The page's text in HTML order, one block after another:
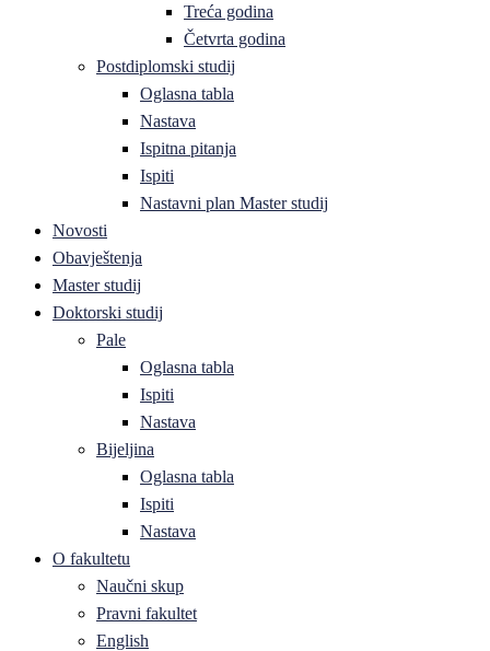
Treća godina
Četvrta godina
Postdiplomski studij
Oglasna tabla
Nastava
Ispitna pitanja
Ispiti
Nastavni plan Master studij
Novosti
Obavještenja
Master studij
Doktorski studij
Pale
Oglasna tabla
Ispiti
Nastava
Bijeljina
Oglasna tabla
Ispiti
Nastava
O fakultetu
Naučni skup
Pravni fakultet
English